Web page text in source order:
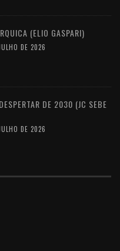
(ELIO GASPARI)
DE 2026
DE 2030 (JC SEBE
DE 2026